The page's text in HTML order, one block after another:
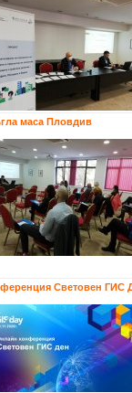
маса Пловдив
Световен ГИС